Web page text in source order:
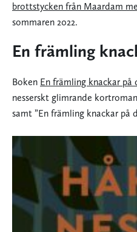
brottstycken från Maardam
sommaren 2022.
En främling
Boken En främling knackar på
nesserskt glimrande
samt ”En främling knackar på